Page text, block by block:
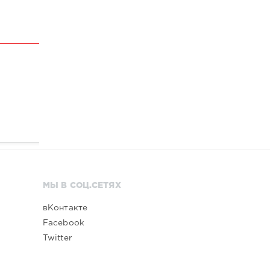
МЫ В СОЦ.СЕТЯХ
вКонтакте
Facebook
Twitter